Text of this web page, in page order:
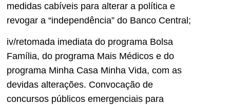
medidas cabíveis para alterar a política e
revogar a “independência” do Banco Central;
iv/retomada imediata do programa Bolsa
Família, do programa Mais Médicos e do
programa Minha Casa Minha Vida, com as
devidas alterações. Convocação de
concursos públicos emergenciais para